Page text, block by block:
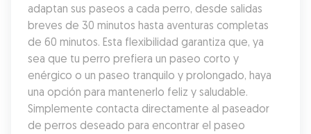
adaptan sus paseos a cada perro, desde salidas
breves de 30 minutos hasta aventuras completas
de 60 minutos. Esta flexibilidad garantiza que, ya
sea que tu perro prefiera un paseo corto y
enérgico o un paseo tranquilo y prolongado, haya
una opción para mantenerlo feliz y saludable.
Simplemente contacta directamente al paseador
de perros deseado para encontrar el paseo